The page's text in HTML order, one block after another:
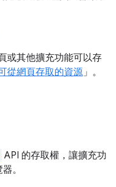
或其他擴充功能可以存
從網頁存取的資源」。
API 的存取權，讓擴充功
。